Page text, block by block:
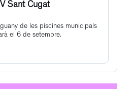
Sant Cugat
de les piscines municipals
el 6 de setembre.